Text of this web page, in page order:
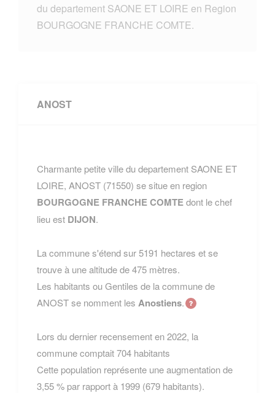
du departement SAONE ET LOIRE en Region
BOURGOGNE FRANCHE COMTE.
ANOST
Charmante petite ville du departement SAONE ET
LOIRE, ANOST (71550) se situe en region
BOURGOGNE FRANCHE COMTEdont le chef
lieu est DIJON.
La commune s'étend sur 5191 hectares et se
trouve à une altitude de 475 mètres.
Les habitants ou Gentiles de la commune de
ANOST se nomment les Anostiens.
Lors du dernier recensement en 2022, la
commune comptait 704 habitants
Cette population représente une augmentation de
3,55 % par rapport à 1999 (679 habitants).